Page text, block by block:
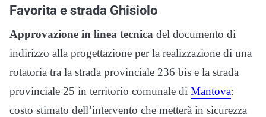
Favorita e strada Ghisiolo
Approvazione in linea tecnica del documento di
indirizzo alla progettazione per la realizzazione di una
rotatoria tra la strada provinciale 236 bis e la strada
provinciale 25 in territorio comunale di Mantova:
costo stimato dell’intervento che metterà in sicurezza